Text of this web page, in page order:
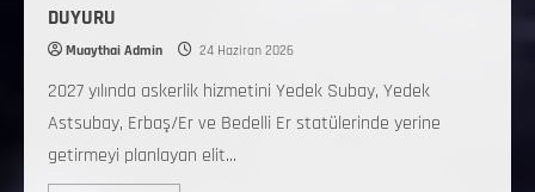
DUYURU
Muaythai Admin 24 Haziran 2026
2027 yılında askerlik hizmetini Yedek Subay, Yedek
Astsubay, Erbaş/Er ve Bedelli Er statülerinde yerine
getirmeyi planlayan elit...